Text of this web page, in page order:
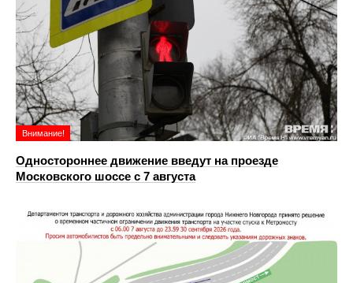
Внимание!
Одностороннее движение введут на проезде
Московского шоссе с 7 августа